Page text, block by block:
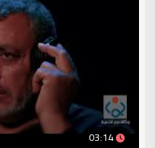
03:14